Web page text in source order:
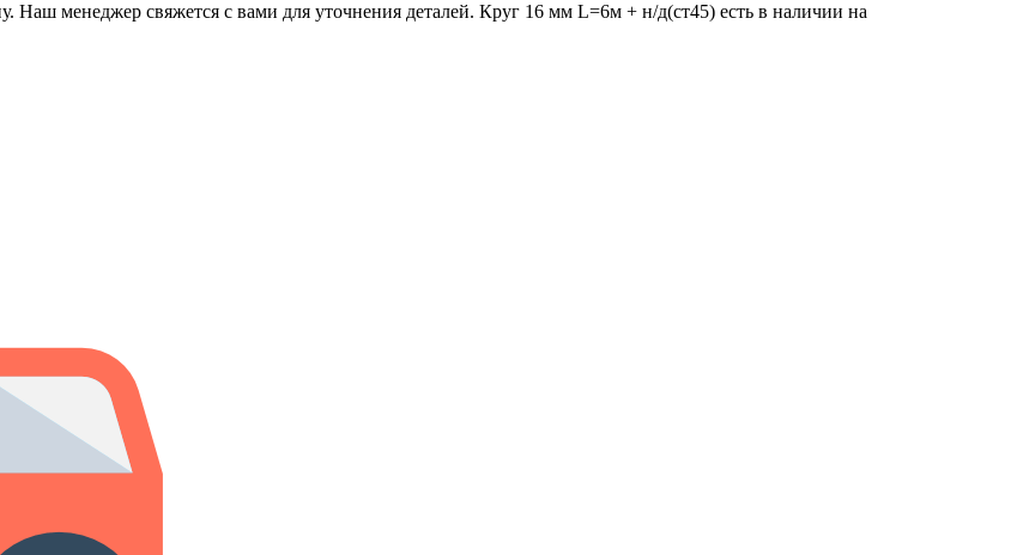
Наш менеджер свяжется с вами для уточнения деталей. Круг 16 мм L=6м + н/д(ст45) есть в наличии на